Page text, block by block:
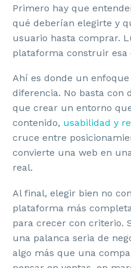
Primero hay que
qué deberían elegirte y
usuario hasta comprar.
plataforma construir esa
Ahí es donde un
diferencia. No basta con
que crear un entorno
contenido, usabilidad y
cruce entre
convierte una web en
real.
Al final, elegir bien no
plataforma más
para crecer con criterio.
una palanca seria de
algo más que una